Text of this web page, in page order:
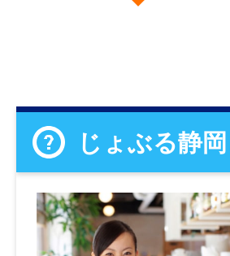
じょぶる静